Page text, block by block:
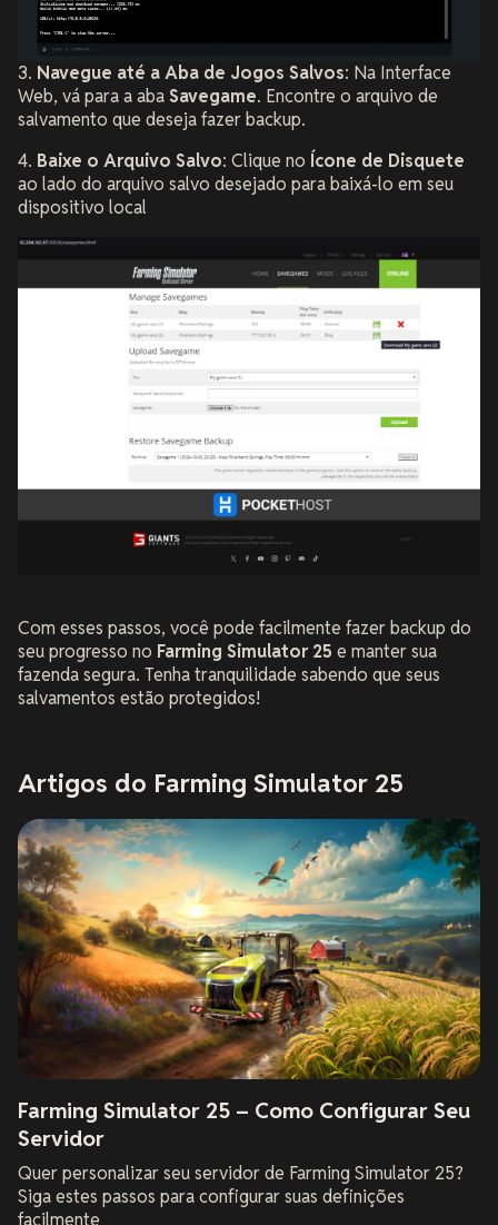
3. Navegue até a Aba de Jogos Salvos: Na Interface
Web, vá para a abaSavegame. Encontre o arquivo de
salvamento que deseja fazer backup.
4. Baixe o Arquivo Salvo: Clique no Ícone de Disquete
ao lado do arquivo salvo desejado para baixá-lo em seu
dispositivo local
Com esses passos, você pode facilmente fazer backup do
seu progresso no Farming Simulator 25 e manter sua
fazenda segura. Tenha tranquilidade sabendo que seus
salvamentos estão protegidos!
Artigos do Farming Simulator 25
Farming Simulator 25 – Como Configurar Seu
Servidor
Quer personalizar seu servidor de Farming Simulator 25?
Siga estes passos para configurar suas definições
facilmente